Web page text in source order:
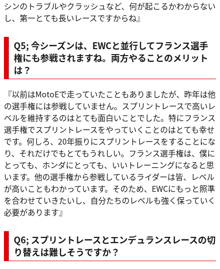
シンのトラブルやクラッシュなど、何が起こるかわからない
し、第一とても長いレースですからね』
Q5; 今シーズンは、EWCと並行してフランス選手
権にも参戦されますね。両方やることのメリット
は？
『以前はMotoEで走っていたこともありましたが、昨年は他
の選手権には参戦していません。スプリントレースで高いレ
ベルを維持するのはとても面白いことでした。特にフランス
選手権でスプリントレースをやっていくことのはとても幸せ
です。何しろ、20年振りにスプリントレースをすることにな
り、それだけでもとてもうれしい。フランス選手権は、僕に
とっても、ホンダにとっても、いいトレーニングになると思
います。他の選手権から参戦しているライダーは皆、レベル
が高いこともわかっています。そのため、EWCにもっと照準
を合わせていきたいし、自分たちのレベルも強く保っていく
必要があります』
Q6; スプリントレースとエンデュランスレースの切
り替えは難しそうですか？